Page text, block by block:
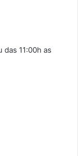
11:00h as